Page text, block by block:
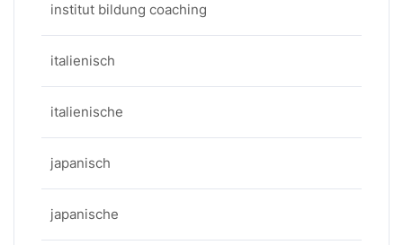
institut bildung coaching
italienisch
italienische
japanisch
japanische